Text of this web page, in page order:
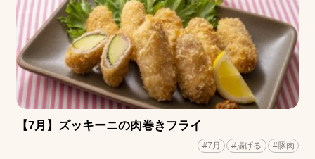
【7月】ズッキーニの肉巻きフライ
#7月 #揚げる #豚肉